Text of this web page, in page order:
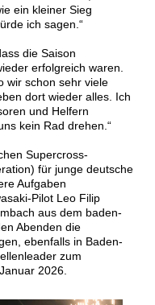
ein kleiner Sieg
ich sagen.“
die Saison
erfolgreich waren.
wir schon sehr viele
dort wieder alles. Ich
und Helfern
kein Rad drehen.“
Supercross-
für junge deutsche
Aufgaben
Pilot Leo Filip
aus dem baden-
Abenden die
ebenfalls in Baden-
zum
2026.